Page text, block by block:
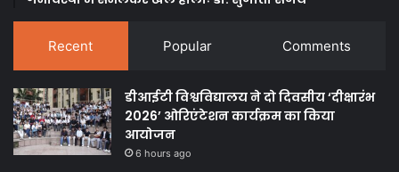
Recent Popular Comments
डीआईटी विश्वविद्यालय ने दो दिवसीय ‘दीक्षारंभ
2026’ ओरिएंटेशन कार्यक्रम का किया
आयोजन
6 hours ago